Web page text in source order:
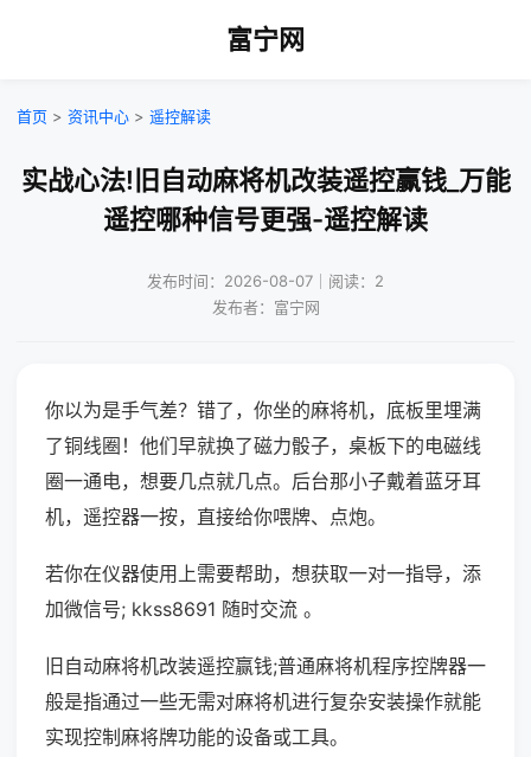
富宁网
首页 > 资讯中心 > 遥控解读
实战心法!旧自动麻将机改装遥控赢钱_万能
遥控哪种信号更强-遥控解读
发布时间：2026-08-07｜阅读：2
发布者：富宁网
你以为是手气差？错了，你坐的麻将机，底板里埋满
了铜线圈！他们早就换了磁力骰子，桌板下的电磁线
圈一通电，想要几点就几点。后台那小子戴着蓝牙耳
机，遥控器一按，直接给你喂牌、点炮。
若你在仪器使用上需要帮助，想获取一对一指导，添
加微信号; kkss8691 随时交流 。
旧自动麻将机改装遥控赢钱;普通麻将机程序控牌器一
般是指通过一些无需对麻将机进行复杂安装操作就能
实现控制麻将牌功能的设备或工具。